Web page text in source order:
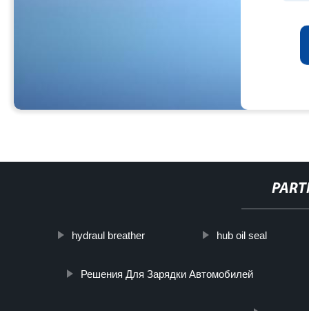
hydraul breather hub oil seal
Решения Для Зарядки Автомобилей